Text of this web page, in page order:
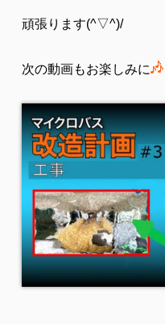
頑張ります(^▽^)/
次の動画もお楽しみに